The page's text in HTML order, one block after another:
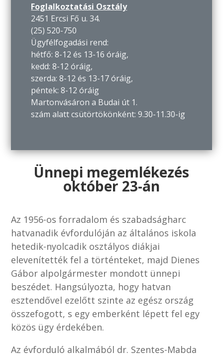
Foglalkoztatási Osztály
2451 Ercsi Fő u. 34.
(25) 520-750
Ügyfélfogadási rend:
hétfő: 8-12 és 13-16 óráig,
kedd: 8-12 óráig,
szerda: 8-12 és 13-17 óráig,
péntek: 8-12 óráig
Martonvásáron a Budai út 1.
szám alatt csütörtökönként: 9.30-11.30-ig
Ünnepi megemlékezés
október 23-án
Az 1956-os forradalom és szabadságharc
hatvanadik évfordulóján az általános iskola
hetedik-nyolcadik osztályos diákjai
elevenítették fel a történteket, majd Dienes
Gábor alpolgármester mondott ünnepi
beszédet. Hangsúlyozta, hogy hatvan
esztendővel ezelőtt szinte az egész ország
összefogott, s egy emberként lépett fel egy
közös ügy érdekében.
Az évforduló alkalmából dr. Szentes-Mabda